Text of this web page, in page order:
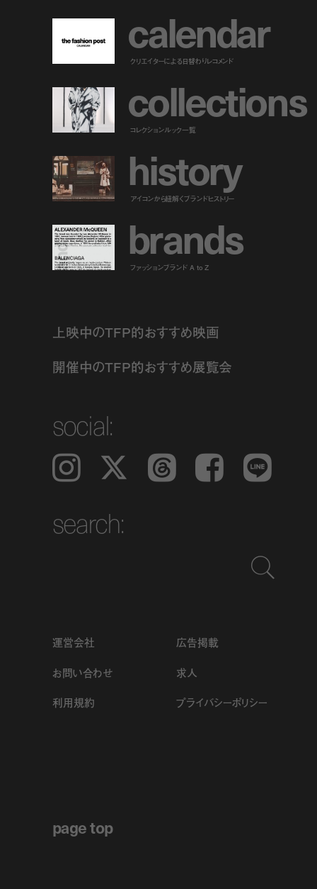
calendar
クリエイターによる日替わりレコメンド
collections
コレクションルック一覧
history
アイコンから紐解くブランドヒストリー
brands
ファッションブランド A to Z
上映中のTFP的おすすめ映画
開催中のTFP的おすすめ展覧会
social:
Instagram 𝕏 Threads Facebook LINE
search:
運営会社
広告掲載
お問い合わせ
求人
利用規約 プライバシーポリシー
page top